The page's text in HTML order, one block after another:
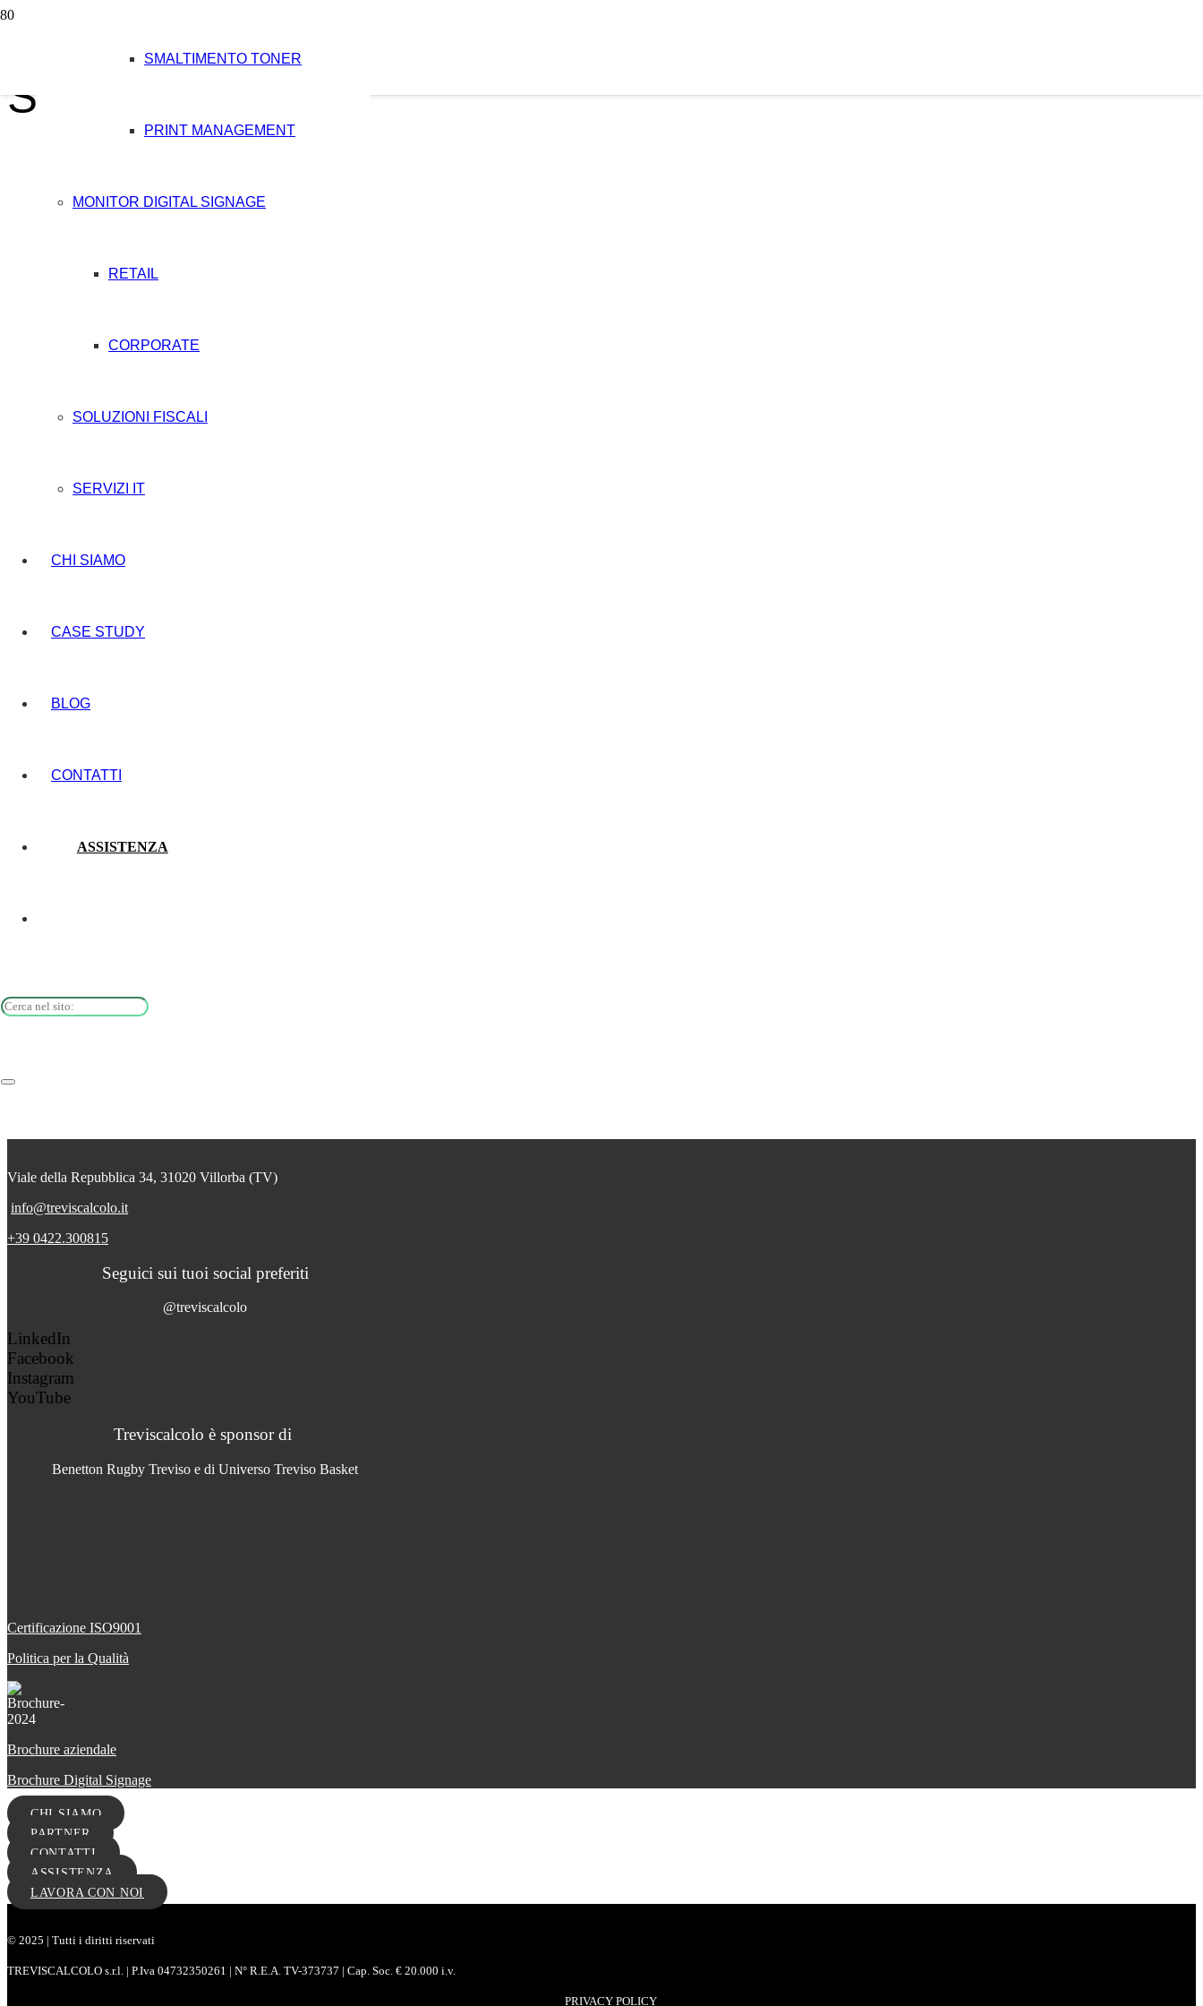
SMALTIMENTO TONER
PRINT MANAGEMENT
MONITOR DIGITAL SIGNAGE
RETAIL
CORPORATE
SOLUZIONI FISCALI
SERVIZI IT
CHI SIAMO
CASE STUDY
BLOG
CONTATTI
ASSISTENZA
Simone Carrer
Viale della Repubblica 34, 31020 Villorba (TV)
info@treviscalcolo.it
+39 0422.300815
Seguici sui tuoi social preferiti
@treviscalcolo
LinkedIn
Facebook
Instagram
YouTube
Treviscalcolo è sponsor di
Benetton Rugby Treviso e di Universo Treviso Basket
Certificazione ISO9001
Politica per la Qualità
Brochure aziendale
Brochure Digital Signage
CHI SIAMO
PARTNER
CONTATTI
ASSISTENZA
LAVORA CON NOI
© 2025 | Tutti i diritti riservati
TREVISCALCOLO s.r.l. | P.Iva 04732350261 | N° R.E.A. TV-373737 | Cap. Soc. € 20.000 i.v.
PRIVACY POLICY